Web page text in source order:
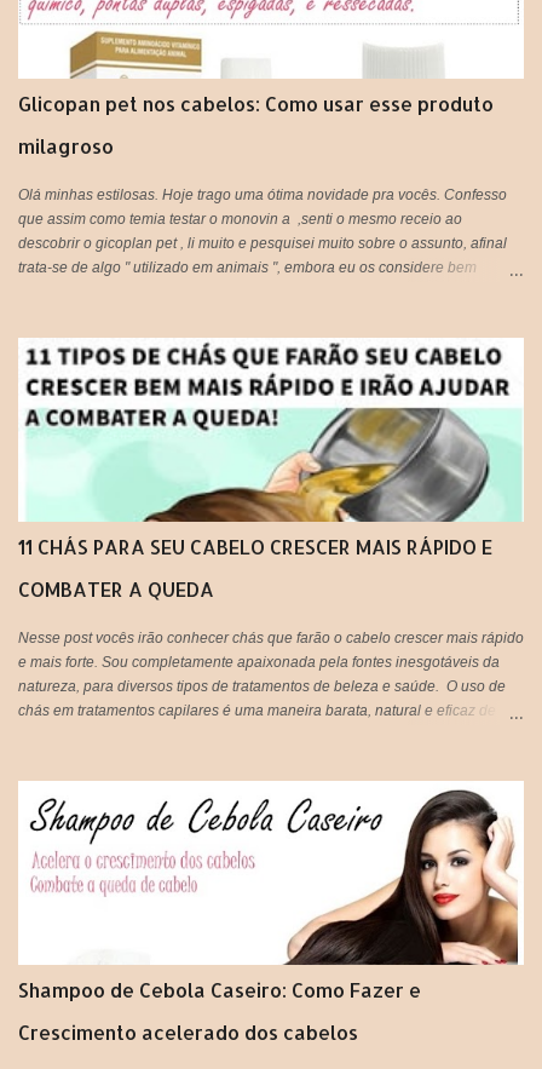
Glicopan pet nos cabelos: Como usar esse produto
milagroso
Olá minhas estilosas. Hoje trago uma ótima novidade pra vocês. Confesso
que assim como temia testar o monovin a ,senti o mesmo receio ao
descobrir o gicoplan pet , li muito e pesquisei muito sobre o assunto, afinal
trata-se de algo " utilizado em animais ", embora eu os considere bem
pet, há alguns blogs que criticam e outros que recomendam, respeito a
opinião de cada um, porém hoje estarei postando a minha opinião aqui, que
fique claro que este produto não foi criado originalmente para ser usado em
seres humanos e muito menos em cabelos, portanto fica a critério de cada
um, decidir utilizar ou não!
11 CHÁS PARA SEU CABELO CRESCER MAIS RÁPIDO E
COMBATER A QUEDA
Nesse post vocês irão conhecer chás que farão o cabelo crescer mais rápido
e mais forte. Sou completamente apaixonada pela fontes inesgotáveis da
natureza, para diversos tipos de tratamentos de beleza e saúde. O uso de
chás em tratamentos capilares é uma maneira barata, natural e eficaz de
IMPORTANTE: Lembrando que pode ser usado tanto aqueles saches
industrializados ou você mesma pode preparar o seu chá de forma
natural,que é ainda mais eficiente.
Shampoo de Cebola Caseiro: Como Fazer e
Crescimento acelerado dos cabelos